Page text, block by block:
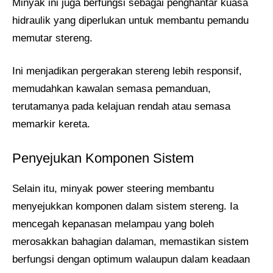
Minyak ini juga berfungsi sebagai penghantar kuasa
hidraulik yang diperlukan untuk membantu pemandu
memutar stereng.
Ini menjadikan pergerakan stereng lebih responsif,
memudahkan kawalan semasa pemanduan,
terutamanya pada kelajuan rendah atau semasa
memarkir kereta.
Penyejukan Komponen Sistem
Selain itu, minyak power steering membantu
menyejukkan komponen dalam sistem stereng. Ia
mencegah kepanasan melampau yang boleh
merosakkan bahagian dalaman, memastikan sistem
berfungsi dengan optimum walaupun dalam keadaan